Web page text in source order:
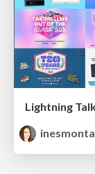
Lightning